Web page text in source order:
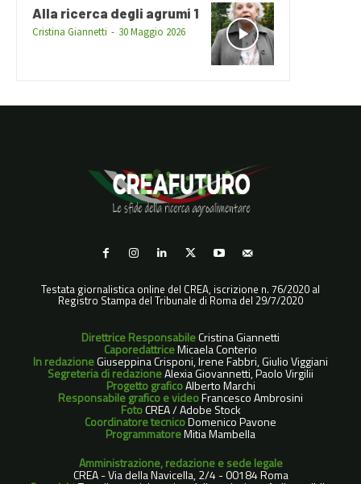
Alla ricerca degli agrumi 1
Cristina Giannetti - 30 Maggio 2026
Testata giornalistica online del CREA, iscrizione n. 76/2020 al
Registro Stampa del Tribunale di Roma del 29/7/2020
Direttrice ResponsabileCristina Giannetti
CaporedattriceMicaela Conterio
In redazioneGiuseppina Crisponi, Irene Fabbri, Giulio Viggiani
Segreteria di redazioneAlexia Giovannetti, Paolo Virgilii
Progetto graficoAlberto Marchi
Responsabile grafico e videoFrancesco Ambrosini
FotoCREA / Adobe Stock
Coordinatore tecnicoDomenico Pavone
ProgrammatoreMitia Mambella
Amministrazione, redazione e sede legale
CREA - Via della Navicella, 2/4 - 00184 Roma